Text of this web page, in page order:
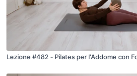
Lezione #482 - Pilates per l'Addome con